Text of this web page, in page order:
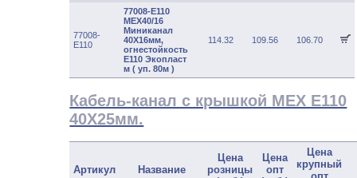
77008-
E110
77008-E110
МЕХ40/16
Миниканал
40Х16мм,
огнестойкость
E110 Экопласт
м ( уп. 80м )
114.32 109.56 106.70
Кабель-канал c крышкой MEX E110
40Х25мм.
Артикул Название
Цена
розницы
Цена
опт
Цена
крупный